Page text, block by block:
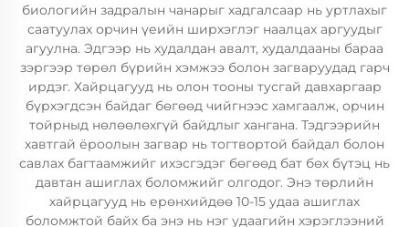
биологийн задралын чанарыг хадгалсаар нь уртлахыг
саатуулах орчин үеийн ширхэглэг наалцах аргуудыг
агуулна. Эдгээр нь худалдан авалт, худалдааны бараа
зэргээр төрөл бүрийн хэмжээ болон загваруудад гарч
ирдэг. Хайрцагууд нь олон тооны тусгай давхаргаар
бүрхэгдсэн байдаг бөгөөд чийгнээс хамгаалж, орчин
тойрныд нөлөөлөхгүй байдлыг хангана. Тэдгээрийн
хавтгай ёроолын загвар нь тогтвортой байдал болон
савлах багтаамжийг ихэсгэдэг бөгөөд бат бөх бүтэц нь
давтан ашиглах боломжийг олгодог. Энэ төрлийн
хайрцагууд нь ерөнхийдөө 10-15 удаа ашиглах
боломжтой байх ба энэ нь нэг удаагийн хэрэглээний